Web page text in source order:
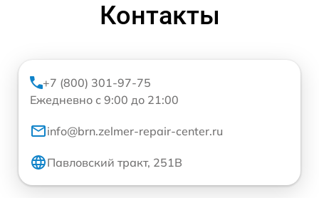
Контакты
+7 (800) 301-97-75
Ежедневно с 9:00 до 21:00
info@brn.zelmer-repair-center.ru
Павловский тракт, 251В